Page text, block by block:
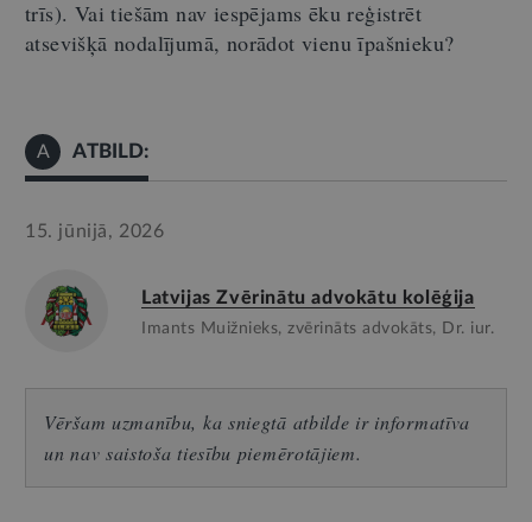
trīs). Vai tiešām nav iespējams ēku reģistrēt
atsevišķā nodalījumā, norādot vienu īpašnieku?
A ATBILD:
15. jūnijā, 2026
Latvijas Zvērinātu advokātu kolēģija
Imants Muižnieks, zvērināts advokāts, Dr. iur.
Vēršam uzmanību, ka sniegtā atbilde ir informatīva
un nav saistoša tiesību piemērotājiem.